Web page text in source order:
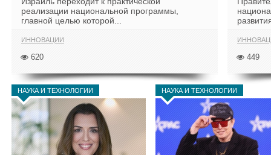
реализации национальной программы,
главной целью которой...
ИННОВАЦИИ
620 449
НАУКА И ТЕХНОЛОГИИ НАУКА И ТЕХНОЛОГИИ